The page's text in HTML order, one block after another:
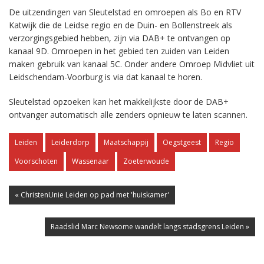
De uitzendingen van Sleutelstad en omroepen als Bo en RTV
Katwijk die de Leidse regio en de Duin- en Bollenstreek als
verzorgingsgebied hebben, zijn via DAB+ te ontvangen op
kanaal 9D. Omroepen in het gebied ten zuiden van Leiden
maken gebruik van kanaal 5C. Onder andere Omroep Midvliet uit
Leidschendam-Voorburg is via dat kanaal te horen.
Sleutelstad opzoeken kan het makkelijkste door de DAB+
ontvanger automatisch alle zenders opnieuw te laten scannen.
Leiden Leiderdorp Maatschappij Oegstgeest
Regio
Voorschoten
Wassenaar Zoeterwoude
« ChristenUnie Leiden op pad met 'huiskamer'
Raadslid Marc Newsome wandelt langs stadsgrens Leiden »